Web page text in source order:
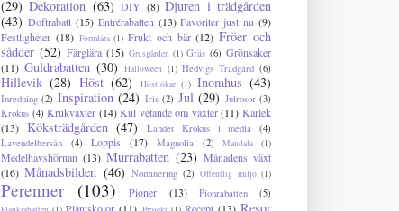
(29) Dekoration (63) DIY (8) Djuren i trädgården
(43) Doftrabatt (15) Entrérabatten (13) Favoriter just nu (9)
Festligheter (18) Formlära (1) Frukt och bär (12) Fröer och
sådder (52) Färglära (15) Grusgården (1) Gräs (6) Grönsaker
(11) Guldrabatten (30) Halloween (1) Hedvigs Trädgård (6)
Hillevik (28) Höst (62) Höstlökar (1) Inomhus (43)
Inredning (2) Inspiration (24) Iris (2) Jul (29) Julrosor (3)
Krokus (4) Krukväxter (14) Kul vetande om växter (11) Kärlek
(13) Köksträdgården (47) Landet Krokus i media
(4)
Lavendelbersån
(4) Loppis (17) Magnolia (2) Mandala (1)
Medelhavshörnan (13) Murrabatten (23) Månadens växt
(16) Månadsbilden (46) Nominering (2) Offentlig miljö (1)
Perenner (103) Pioner (13) Pionrabatten (5)